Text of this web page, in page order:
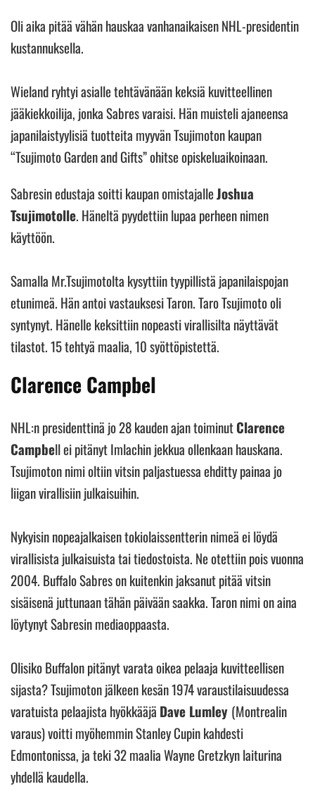
Oli aika pitää vähän hauskaa vanhanaikaisen NHL-presidentin
kustannuksella.
Wieland ryhtyi asialle tehtävänään keksiä kuvitteellinen
jääkiekkoilija, jonka Sabres varaisi. Hän muisteli ajaneensa
japanilaistyylisiä tuotteita myyvän Tsujimoton kaupan
“Tsujimoto Garden and Gifts” ohitse opiskeluaikoinaan.
Sabresin edustaja soitti kaupan omistajalleJoshua
Tsujimotolle. Häneltä pyydettiin lupaa perheen nimen
käyttöön.
Samalla Mr.Tsujimotolta kysyttiin tyypillistä japanilaispojan
etunimeä. Hän antoi vastauksesi Taron. Taro Tsujimoto oli
syntynyt. Hänelle keksittiin nopeasti virallisilta näyttävät
tilastot. 15 tehtyä maalia, 10 syöttöpistettä.
Clarence Campbel
NHL:n presidenttinä jo 28 kauden ajan toiminutClarence
Campbell ei pitänyt Imlachin jekkua ollenkaan hauskana.
Tsujimoton nimi oltiin vitsin paljastuessa ehditty painaa jo
liigan virallisiin julkaisuihin.
Nykyisin nopeajalkaisen tokiolaissentterin nimeä ei löydä
virallisista julkaisuista tai tiedostoista. Ne otettiin pois vuonna
2004. Buffalo Sabres on kuitenkin jaksanut pitää vitsin
sisäisenä juttunaan tähän päivään saakka. Taron nimi on aina
löytynyt Sabresin mediaoppaasta.
Olisiko Buffalon pitänyt varata oikea pelaaja kuvitteellisen
sijasta? Tsujimoton jälkeen kesän 1974 varaustilaisuudessa
varatuista pelaajista hyökkääjä Dave Lumley (Montrealin
varaus) voitti myöhemmin Stanley Cupin kahdesti
Edmontonissa, ja teki 32 maalia Wayne Gretzkyn laiturina
yhdellä kaudella.